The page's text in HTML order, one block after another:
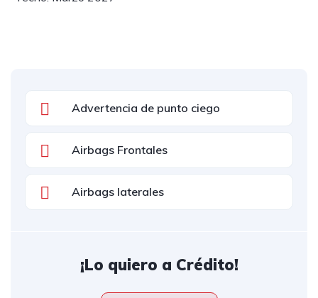
Advertencia de punto ciego
Airbags Frontales
Airbags laterales
¡Lo quiero a Crédito!